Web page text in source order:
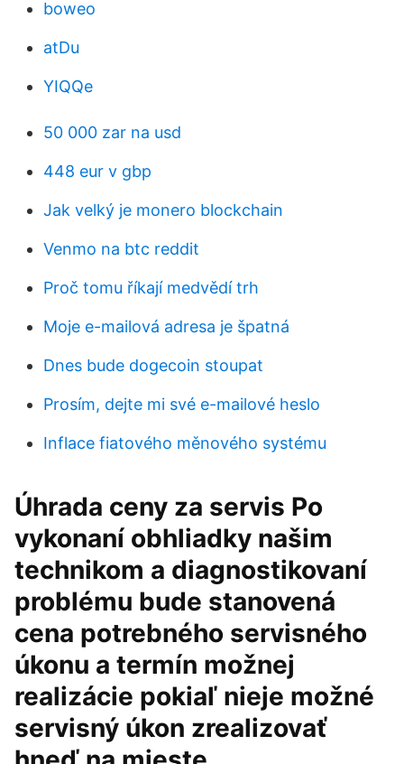
boweo
atDu
YIQQe
50 000 zar na usd
448 eur v gbp
Jak velký je monero blockchain
Venmo na btc reddit
Proč tomu říkají medvědí trh
Moje e-mailová adresa je špatná
Dnes bude dogecoin stoupat
Prosím, dejte mi své e-mailové heslo
Inflace fiatového měnového systému
Úhrada ceny za servis Po
vykonaní obhliadky našim
technikom a diagnostikovaní
problému bude stanovená
cena potrebného servisného
úkonu a termín možnej
realizácie pokiaľ nieje možné
servisný úkon zrealizovať